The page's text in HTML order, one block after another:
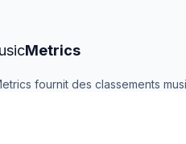
Metrics
fournit des classements